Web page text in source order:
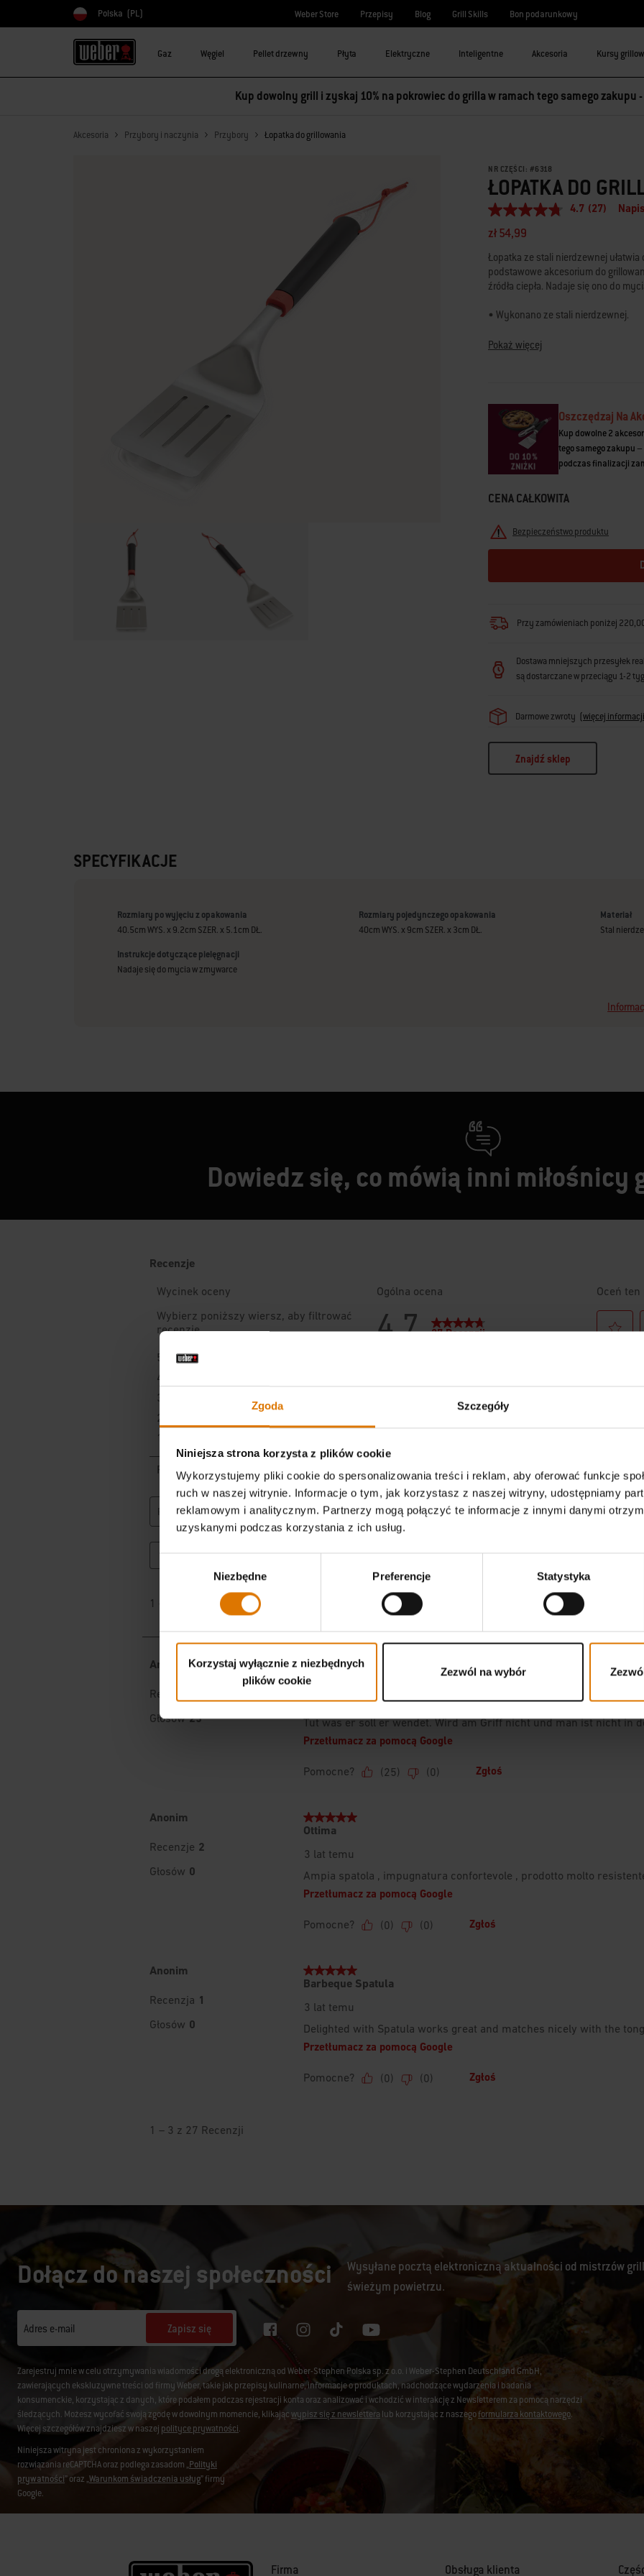
Zgoda Szczegóły
Niniejsza strona korzysta z plików cookie
Wykorzystujemy pliki cookie do spersonalizowania treści i reklam, aby oferować funkcje
ruch w naszej witrynie. Informacje o tym, jak korzystasz z naszej witryny, udostępniamy
reklamowym i analitycznym. Partnerzy mogą połączyć te informacje z innymi danymi
uzyskanymi podczas korzystania z ich usług.
Niezbędne Preferencje Statystyka
Korzystaj wyłącznie z niezbędnych
plików cookie
Zezwól na wybór
Wybierz kraj
Polska (PL) Weber Store Przepisy Blog Grill Skills Bon podarunkowy
Gaz Węgiel Pellet drzewny Płyta Elektryczne Inteligentne Akcesoria Kursy
Kup dowolny grill i zyskaj 10% na pokrowiec do grilla w ramach tego samego zakupu -
Akcesoria Przybory i naczynia Przybory Łopatka do grillowania
NR CZĘŚCI: #6318
ŁOPATKA DO
4.7
5
średnia
wartość
oceny.
Reviews.
do
tej
4.7 (27)
zł 54,99
Łopatka ze stali nierdzewnej
podstawowe akcesorium do
źródła ciepła. Nadaje się ono do
• Wykonano ze stali nierdzewnej.
• Pętelka ułatwia zawieszenie i
Pokaż więcej
Oszczędzaj Na
Kup dowolne 2
tego samego zakupu
podczas finalizacji
CENA CAŁKOWITA
Bezpieczeństwo produktu
Przy zamówieniach poniżej
Dostawa mniejszych przesyłek
są dostarczane w przeciągu 1-2
Darmowe zwroty (więcej informacji
Znajdź sklep
SPECYFIKACJE
Rozmiary po wyjęciu z opakowania
40.5cm WYS. x 9.2cm SZER. x 5.1cm DŁ.
Rozmiary pojedynczego opakowania
40cm WYS. x 9cm SZER. x 3cm DŁ.
Materiał
Stal
Instrukcje dotyczące pielęgnacji
Nadaje się do mycia w zmywarce
Dowiedz się, co mówią inni miłośnicy
Dołącz do naszej społeczności
Wysyłane pocztą elektroniczną aktualności od mistrzów
świeżym powietrzu.
Adres e-mail Zapisz się
Zarejestruj mnie w celu otrzymywania wiadomości drogą elektroniczną od Weber-Stephen Polska sp. z o.o. i Weber-Stephen Deutschland GmbH,
zawierających ekskluzywne treści od firmy Weber, takie jak przepisy kulinarne, informacje o produktach, nadchodzące wydarzenia i badania
konsumenckie, korzystając z danych, które podałem podczas rejestracji konta oraz analizować i wchodzić w interakcję z Newsletterem za pomocą narzędzi
śledzących. Możesz wycofać swoją zgodę w dowolnym momencie, klikającwypisz się z newslettera lub korzystając z naszegoformularza kontaktowego.
Więcej szczegółów znajdziesz w naszej polityce prywatności.
Niniejsza witryna jest chroniona z wykorzystaniem
rozwiązania reCAPTCHA oraz podlega zasadom „Polityki
prywatności” oraz „Warunkom świadczenia usług” firmy
Google.
Firma Obsługa klienta